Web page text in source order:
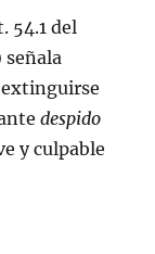
54.1 del
señala
despido
y culpable